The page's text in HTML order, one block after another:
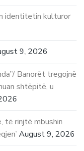
identitetin kulturor
9, 2026
Banorët tregojnë
shtëpitë, u
të rinjtë mbushin
August 9, 2026